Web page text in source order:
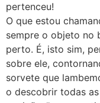
pertenceu!
O que estou
sempre o objeto no
perto. É, isto sim,
sobre ele,
sorvete que
o descobrir todas